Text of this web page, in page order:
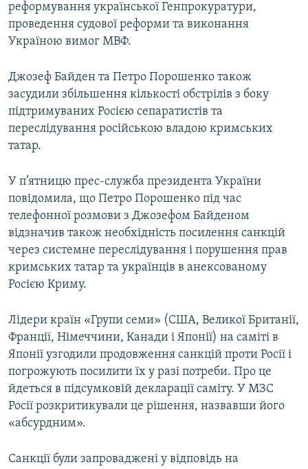
реформування української Генпрокуратури,
проведення судової реформи та виконання
Україною вимог МВФ.
Джозеф Байден та Петро Порошенко також
засудили збільшення кількості обстрілів з боку
підтримуваних Росією сепаратистів та
переслідування російською владою кримських
татар.
У п’ятницю прес-служба президента України
повідомила, що Петро Порошенко під час
телефонної розмови з Джозефом Байденом
відзначив також необхідність посилення санкцій
через системне переслідування і порушення прав
кримських татар та українців в анексованому
Росією Криму.
Лідери країн «Групи семи» (США, Великої Британії,
Франції, Німеччини, Канади і Японії) на саміті в
Японії узгодили продовження санкцій проти Росії і
погрожують посилити їх у разі потреби. Про це
йдеться в підсумковій декларації саміту. У МЗС
Росії розкритикували це рішення, назвавши його
«абсурдним».
Санкції були запроваджені у відповідь на